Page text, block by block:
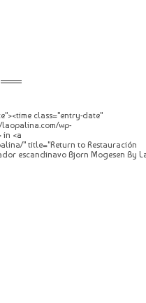
class="entry-date"
wp-
in <a
" title="Return to Restauración
escandinavo Bjorn Mogesen By